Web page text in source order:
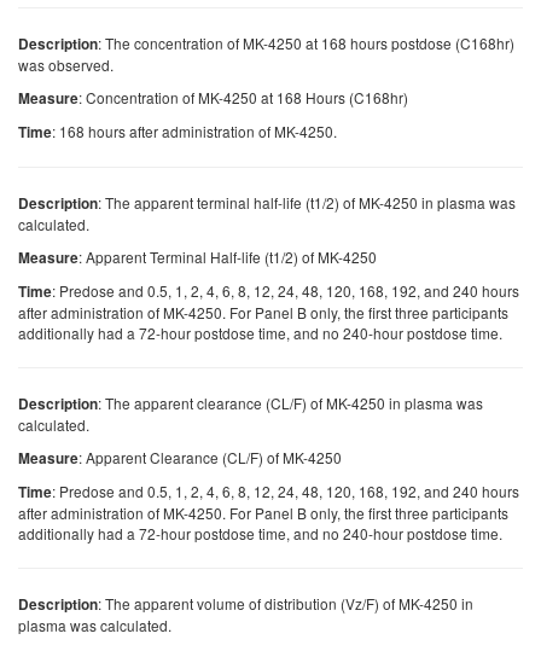
Description: The concentration of MK-4250 at 168 hours postdose (C168hr)
was observed.
Measure: Concentration of MK-4250 at 168 Hours (C168hr)
Time: 168 hours after administration of MK-4250.
Description: The apparent terminal half-life (t1/2) of MK-4250 in plasma was
calculated.
Measure: Apparent Terminal Half-life (t1/2) of MK-4250
Time: Predose and 0.5, 1, 2, 4, 6, 8, 12, 24, 48, 120, 168, 192, and 240 hours
after administration of MK-4250. For Panel B only, the first three participants
additionally had a 72-hour postdose time, and no 240-hour postdose time.
Description: The apparent clearance (CL/F) of MK-4250 in plasma was
calculated.
Measure: Apparent Clearance (CL/F) of MK-4250
Time: Predose and 0.5, 1, 2, 4, 6, 8, 12, 24, 48, 120, 168, 192, and 240 hours
after administration of MK-4250. For Panel B only, the first three participants
additionally had a 72-hour postdose time, and no 240-hour postdose time.
Description: The apparent volume of distribution (Vz/F) of MK-4250 in
plasma was calculated.